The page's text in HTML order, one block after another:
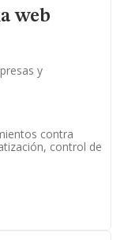
web
y
contra
control de